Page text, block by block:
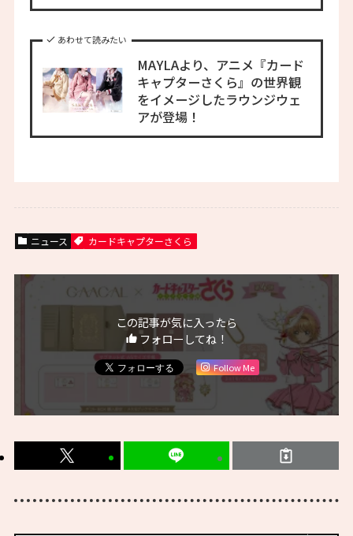
あわせて読みたい
MAYLAより、アニメ『カード
キャプターさくら』の世界観
をイメージしたラウンジウェ
アが登場！
ニュース カードキャプターさくら
この記事が気に入ったら
フォローしてね！
Follow Me